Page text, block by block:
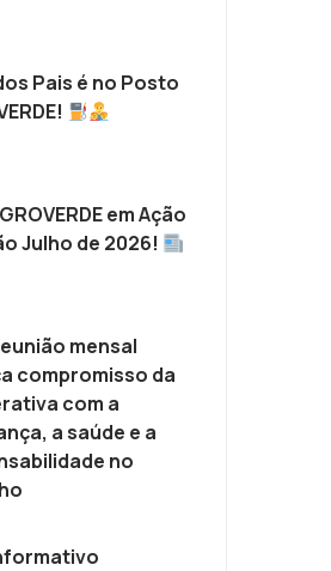
Pais é no Posto
em Ação
Julho de 2026!
mensal
compromisso da
com a
a saúde e a
no